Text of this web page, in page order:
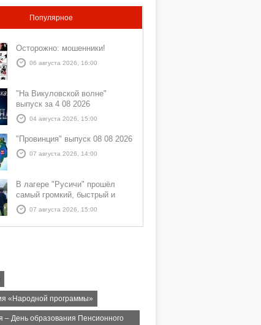
Популярное
Осторожно: мошенники!
06 августа 2026, 16:00
"На Викуловской волне"
выпуск за 4 08 2026
04 августа 2026, 15:00
"Провинция" выпуск 08 08 2026
07 августа 2026, 14:00
В лагере "Русичи" прошёл
самый громкий, быстрый и
азартный час дня — Спортчас
07 августа 2026, 15:00
«Народной программы»
– День образования Пенсионного